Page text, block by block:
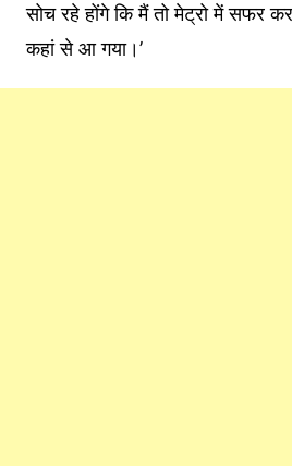
सोच रहे होंगे कि मैं तो मेट्रो में सफर
कहां से आ गया।’